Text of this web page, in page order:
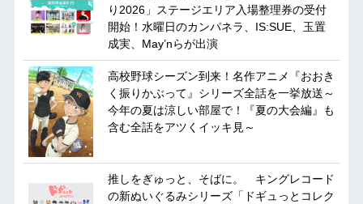
り2026」ステージエリア入場整理券の受付
開始！水曜日のカンパネラ、IS:SUE、玉置
成実、May’nらが出演
高校野球シーズン到来！名作アニメ『おおき
く振りかぶって』シリーズ全話を一挙放送～
今年の夏は涼しい部屋で！『夏の大会編』も
含む全話をアツくイッキ見～
推しをぎゅっと、そばに。 キングレコード
の新ぬいぐるみシリーズ「ドギュっとコレク